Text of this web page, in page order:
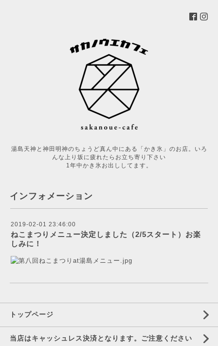
湯島天神と神田明神のちょうど真ん中にある「かき氷」のお店。いろ
んな上り坂に疲れたらお立ち寄り下さい
1年中かき氷お出ししてます。
インフォメーション
2019-02-01 23:46:00
ねこまつりメニュー決定しました（2/5スタート）お楽
しみに！
トップページ
当店はキャッシュレス決済となります。ご注意ください